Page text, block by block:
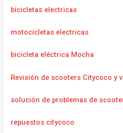
bicicletas electricas
motocicletas electricas
bicicleta eléctrica Mocha
Revisión de scooters Citycoco y
solución de problemas de
repuestos citycoco